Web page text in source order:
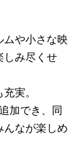
ムや小さな映
しみ尽くせ
実。
加でき、同
んなが楽しめ